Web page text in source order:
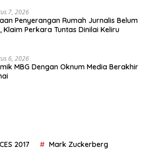
7, 2026
Penyerangan Rumah Jurnalis Belum
Klaim Perkara Tuntas Dinilai Keliru
6, 2026
MBG Dengan Oknum Media Berakhir
CES 2017 Mark Zuckerberg